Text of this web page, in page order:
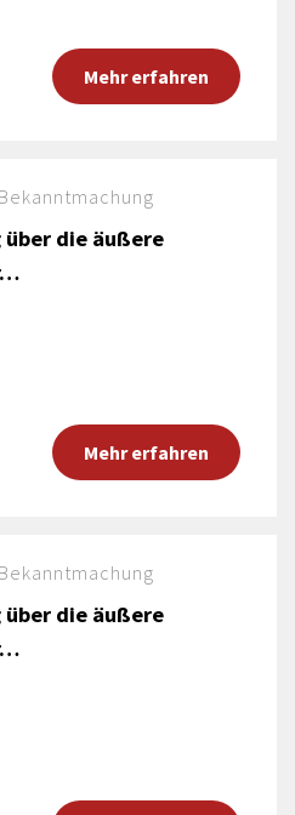
Mehr erfahren
über die äußere
Mehr erfahren
über die äußere